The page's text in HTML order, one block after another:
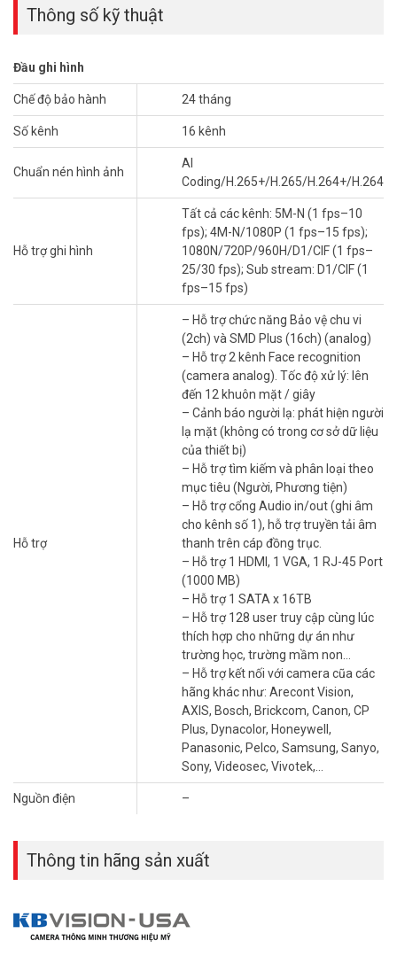
– Hỗ trợ HDCVI/AHD/TVI/CVBS/IP
– Ghi hình: Main stream: Tất cả các kênh: 5M-N (1 fps–10 fps); 4M-
fps); Sub stream: D1/CIF (1 fps–15 fps)
– Chuẩn nén hình ảnh: AI Coding/H.265+/H.265/H.264+/H.264
– Hỗ trợ camera IP tối đa 24 kênh, lên đến 6Mp. Băng thông tối đa
128Mbps
– Playback 1/4/9/16 kênh cùng lúc (1/4/9 khi bật chức năng thông
minh)
– Hỗ trợ chức năng Bảo vệ chu vi (2ch) và SMD Plus (16ch)
– Hỗ trợ 2 kênh Face recognition (camera analog). Tốc độ xử lý: lên
– Cảnh báo người lạ: phát hiện người lạ mặt (không có trong cơ sở
– Hỗ trợ tìm kiếm và phân loại theo mục tiêu (Người, Phương tiện)
– Hỗ trợ cổng Audio in/out (ghi âm cho kênh số 1), hỗ trợ truyền tải
– Hỗ trợ 1 HDMI, 1 VGA, 1 RJ-45 Port (1000 MB)
– Hỗ trợ 128 user truy cập cùng lúc thích hợp cho những dự án như
trường học, trường mầm non…
– Hỗ trợ kết nối với camera cũa các hãng khác như: Arecont Vision,
AXIS, Bosch, Brickcom, Canon, CP Plus, Dynacolor, Honeywell,
Panasonic, Pelco, Samsung, Sanyo, Sony, Videosec, Vivotek,…
Vuhoangtelecom cam kết cung cấp đầu ghi hình KBVISION giá rẻ,
chất lượng tốt nhất toàn quốc. Cùng với đội ngũ kỹ thuật và tư vấn
bán hàng chuyên nghiệp sẽ mang tới cho quý khách những giải
Đặt hàng ngay KBVISION KX-DAi8116H3 mới nhất, xin vui lòng liên
để được hỗ trợ chu đáo. Tham khảo thêm
Facebook Vuhoangtelecom nhé.
Thông số kỹ thuật
Đầu ghi hình
Chế độ bảo hành 24 tháng
Số kênh 16 kênh
Chuẩn nén hình ảnh
AI
Coding/H.265+/H.265/H.264+/H.264
Hỗ trợ ghi hình
Tất cả các kênh: 5M-N (1 fps–10
fps); 4M-N/1080P (1 fps–15 fps);
1080N/720P/960H/D1/CIF (1 fps–
25/30 fps); Sub stream: D1/CIF (1
fps–15 fps)
Hỗ trợ
– Hỗ trợ chức năng Bảo vệ chu vi
(2ch) và SMD Plus (16ch) (analog)
– Hỗ trợ 2 kênh Face recognition
(camera analog). Tốc độ xử lý: lên
đến 12 khuôn mặt / giây
– Cảnh báo người lạ: phát hiện người
lạ mặt (không có trong cơ sở dữ liệu
của thiết bị)
– Hỗ trợ tìm kiếm và phân loại theo
mục tiêu (Người, Phương tiện)
– Hỗ trợ cổng Audio in/out (ghi âm
cho kênh số 1), hỗ trợ truyền tải âm
thanh trên cáp đồng trục.
– Hỗ trợ 1 HDMI, 1 VGA, 1 RJ-45 Port
(1000 MB)
– Hỗ trợ 1 SATA x 16TB
– Hỗ trợ 128 user truy cập cùng lúc
thích hợp cho những dự án như
trường học, trường mầm non…
– Hỗ trợ kết nối với camera cũa các
hãng khác như: Arecont Vision,
AXIS, Bosch, Brickcom, Canon, CP
Plus, Dynacolor, Honeywell,
Panasonic, Pelco, Samsung, Sanyo,
Sony, Videosec, Vivotek,…
Nguồn điện –
Thông tin hãng sản xuất